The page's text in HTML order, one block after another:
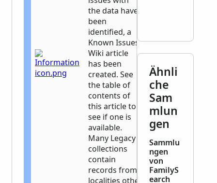
the data have
been
identified, a
Known Issues
Wiki article
has been
created. See
the table of
contents of
this article to
see if one is
available.
Many Legacy
collections
contain
records from
localities other
Ähnli
che
Sam
mlun
gen
Sammlu
ngen
von
FamilyS
earch